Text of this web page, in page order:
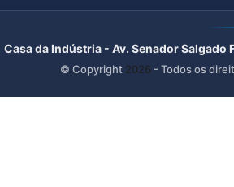
Casa da Indústria - Av. Senador
© Copyright 2026 - Todos os